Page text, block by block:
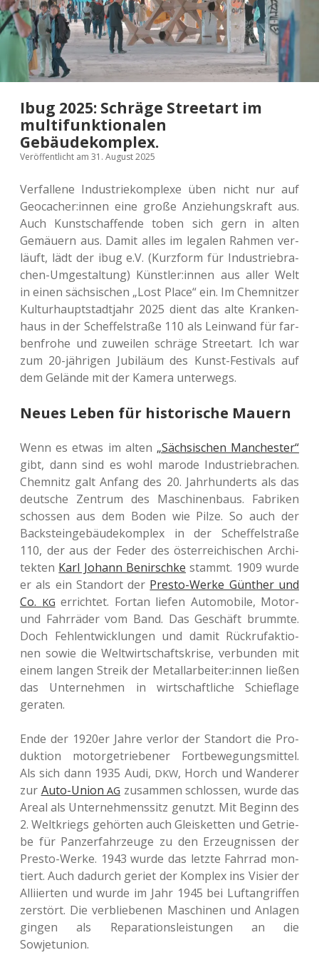
Ibug 2025: Schräge Streetart im
multifunktionalen
Gebäudekomplex.
Veröffentlicht am 31. August 2025
Ver­fal­le­ne Indus­trie­kom­ple­xe üben nicht nur auf
Geocacher:innen eine große Anzie­hungs­kraft aus.
Auch Kunst­schaf­fen­de toben sich gern in alten
Gemäu­ern aus. Damit alles im lega­len Rahmen ver­
läuft, lädt der ibug e.V. (Kurz­form für Indus­trie­bra­
chen-Umge­stal­tung) Künstler:innen aus aller Welt
in einen säch­si­schen „Lost Place“ ein. Im Chem­nit­zer
Kul­tur­haupt­stadt­jahr 2025 dient das alte Kran­ken­
haus in der Schef­fel­stra­ße 110 als Lein­wand für far­
ben­fro­he und zuwei­len schrä­ge Street­art. Ich war
zum 20-jäh­ri­gen Jubi­lä­um des Kunst-Fes­ti­vals auf
dem Gelän­de mit der Kamera unterwegs.
Neues Leben für historische Mauern
Wenn es etwas im alten „Säch­si­schen Man­ches­ter“
gibt, dann sind es wohl marode Indus­trie­bra­chen.
Chem­nitz galt Anfang des 20. Jahr­hun­derts als das
deut­sche Zen­trum des Maschi­nen­baus. Fabri­ken
schos­sen aus dem Boden wie Pilze. So auch der
Back­stein­ge­bäu­de­kom­plex in der Schef­fel­stra­ße
110, der aus der Feder des öster­rei­chi­schen Archi­
tek­ten Karl Johann Benirsch­ke stammt. 1909 wurde
er als ein Stand­ort der Presto-Werke Gün­ther und
Co. KG errich­tet. Fortan liefen Auto­mo­bi­le, Motor-
und Fahr­rä­der vom Band. Das Geschäft brumm­te.
Doch Fehl­ent­wick­lun­gen und damit Rück­ruf­ak­tio­
nen sowie die Welt­wirt­schafts­kri­se, ver­bun­den mit
einem langen Streik der Metallarbeiter:innen ließen
das Unter­neh­men in wirt­schaft­li­che Schief­la­ge
geraten.
Ende der 1920er Jahre verlor der Stand­ort die Pro­
duk­ti­on motor­ge­trie­be­ner Fort­be­we­gungs­mit­tel.
Als sich dann 1935 Audi, DKW, Horch und Wan­de­rer
zur Auto-Union AG zusam­men schlos­sen, wurde das
Areal als Unter­neh­mens­sitz genutzt. Mit Beginn des
2. Welt­kriegs gehör­ten auch Gleis­ket­ten und Getrie­
be für Pan­zer­fahr­zeu­ge zu den Erzeug­nis­sen der
Presto-Werke. 1943 wurde das letzte Fahr­rad mon­
tiert. Auch dadurch geriet der Kom­plex ins Visier der
Alli­ier­ten und wurde im Jahr 1945 bei Luft­an­grif­fen
zer­stört. Die ver­blie­be­nen Maschi­nen und Anla­gen
gingen als Repa­ra­ti­ons­leis­tun­gen an die
Sowjetunion.